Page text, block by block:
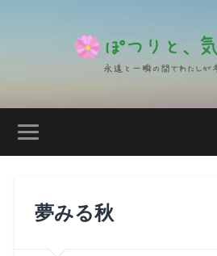
夢みる秋